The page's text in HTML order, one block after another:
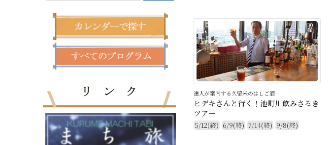
25
達人が案内する久留米のはしご酒
ヒデキさんと行く！池町川飲みさるき
ツアー
5/12(終) 6/9(終) 7/14(終) 9/8(終)